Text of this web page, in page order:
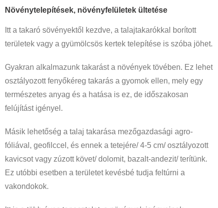
Növénytelepítések, növényfelületek ültetése
Itt a takaró sövényektől kezdve, a talajtakarókkal borított
területek vagy a gyümölcsös kertek telepítése is szóba jöhet.
Gyakran alkalmazunk takarást a növények tövében. Ez lehet
osztályozott fenyőkéreg takarás a gyomok ellen, mely egy
természetes anyag és a hatása is ez, de időszakosan
felújítást igényel.
Másik lehetőség a talaj takarása mezőgazdasági agro-
fóliával, geofilccel, és ennek a tetejére/ 4-5 cm/ osztályozott
kavicsot vagy zúzott követ/ dolomit, bazalt-andezit/ terítünk.
Ez utóbbi esetben a területet kevésbé tudja feltúrni a
vakondokok.